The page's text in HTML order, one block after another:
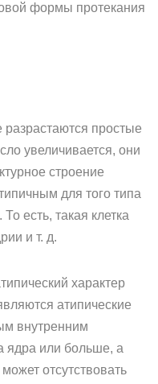
формы протекания
простые
увеличивается, они
строение
для того типа
есть, такая клетка
и т. д.
характер
атипические
внутренним
ядра или больше, а
отсутствовать